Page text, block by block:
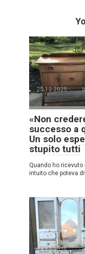
25.12.2025
«Non
successo a
Un solo
stupito tutti
Quando ho
intuito che poteva
24.12.2025